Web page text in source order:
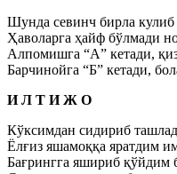
Шунда севинч бирла кулиб
Ҳаволарга ҳайф бўлмади
Алпомишга “А” кетади,
Барчинойга “Б” кетади,
И Л Т И Ж О
Кўксимдан сидириб
Ёлғиз яшамоққа яратдим
Бағрингга яшириб қўйдим